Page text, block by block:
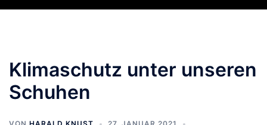
Klimaschutz unter unseren
Schuhen